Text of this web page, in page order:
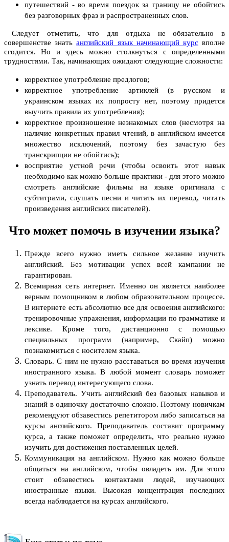
путешествий - во время поездок за границу не обойтись
без разговорных фраз и распространенных слов.
Следует отметить, что для отдыха не обязательно в
совершенстве знатьанглийский язык начинающий курсвполне
сгодится. Но и здесь можно столкнуться с определенными
трудностями. Так, начинающих ожидают следующие сложности:
корректное употребление предлогов;
корректное употребление артиклей (в русском и
украинском языках их попросту нет, поэтому придется
выучить правила их употребления);
корректное произношение незнакомых слов (несмотря на
наличие конкретных правил чтений, в английском имеется
множество исключений, поэтому без зачастую без
транскрипции не обойтись);
восприятие устной речи (чтобы освоить этот навык
необходимо как можно больше практики - для этого можно
смотреть английские фильмы на языке оригинала с
субтитрами, слушать песни и читать их перевод, читать
произведения английских писателей).
Что может помочь в изучении языка?
Прежде всего нужно иметь сильное желание изучить
английский. Без мотивации успех всей кампании не
гарантирован.
Всемирная сеть интернет. Именно он является наиболее
верным помощником в любом образовательном процессе.
В интернете есть абсолютно все для освоения английского:
тренировочные упражнения, информации по грамматике и
лексике. Кроме того, дистанционно с помощью
специальных программ (например, Скайп) можно
познакомиться с носителем языка.
Словарь. С ним не нужно расставаться во время изучения
иностранного языка. В любой момент словарь поможет
узнать перевод интересующего слова.
Преподаватель. Учить английский без базовых навыков и
знаний в одиночку достаточно сложно. Поэтому новичкам
рекомендуют обзавестись репетитором либо записаться на
курсы английского. Преподаватель составит программу
курса, а также поможет определить, что реально нужно
изучить для достижения поставленных целей.
Коммуникация на английском. Нужно как можно больше
общаться на английском, чтобы овладеть им. Для этого
стоит обзавестись контактами людей, изучающих
иностранные языки. Высокая концентрация последних
всегда наблюдается на курсах английского.